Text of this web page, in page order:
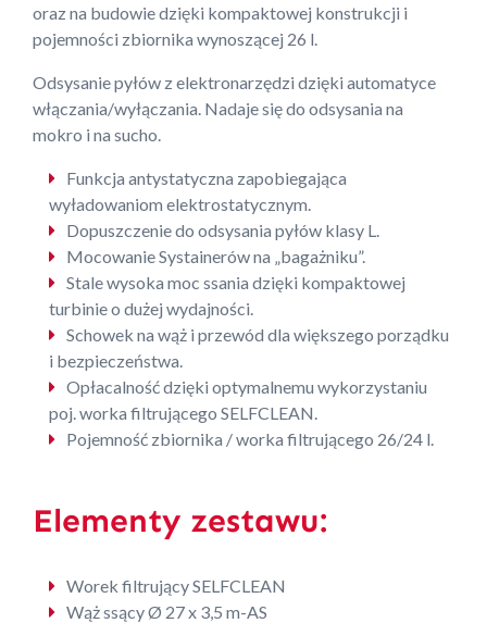
oraz na budowie dzięki kompaktowej konstrukcji i
pojemności zbiornika wynoszącej 26 l.
Odsysanie pyłów z elektronarzędzi dzięki automatyce
włączania/wyłączania. Nadaje się do odsysania na
mokro i na sucho.
Funkcja antystatyczna zapobiegająca
wyładowaniom elektrostatycznym.
Dopuszczenie do odsysania pyłów klasy L.
Mocowanie Systainerów na „bagażniku”.
Stale wysoka moc ssania dzięki kompaktowej
turbinie o dużej wydajności.
Schowek na wąż i przewód dla większego porządku
i bezpieczeństwa.
Opłacalność dzięki optymalnemu wykorzystaniu
poj. worka filtrującego SELFCLEAN.
Pojemność zbiornika / worka filtrującego 26/24 l.
Elementy zestawu:
Worek filtrujący SELFCLEAN
Wąż ssący Ø 27 x 3,5 m-AS